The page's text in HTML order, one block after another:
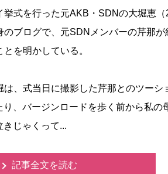
挙式を行った元AKB・SDNの大堀恵
のブログで、元SDNメンバーの芹那が
とを明かしている。
、式当日に撮影した芹那とのツーシ
、バージンロードを歩く前から私の
じゃくって...
記事全文を読む